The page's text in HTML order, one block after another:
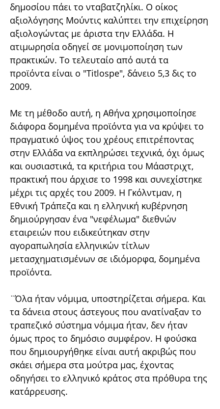
δημοσίου πάει το νταβατζηλίκι. Ο οίκος
αξιολόγησης Μούντις καλύπτει την επιχείρηση
αξιολογώντας με άριστα την Ελλάδα. Η
ατιμωρησία οδηγεί σε μονιμοποίηση των
πρακτικών. Το τελευταίο από αυτά τα
προϊόντα είναι ο "Titlospe", δάνειο 5,3 δις το
2009.
Με τη μέθοδο αυτή, η Αθήνα χρησιμοποίησε
διάφορα δομημένα προϊόντα για να κρύψει το
πραγματικό ύψος του χρέους επιτρέποντας
στην Ελλάδα να εκπληρώσει τεχνικά, όχι όμως
και ουσιαστικά, τα κριτήρια του Μάαστριχτ,
πρακτική που άρχισε το 1998 και συνεχίστηκε
μέχρι τις αρχές του 2009. Η Γκόλντμαν, η
Εθνική Τράπεζα και η ελληνική κυβέρνηση
δημιούργησαν ένα "νεφέλωμα" διεθνών
εταιρειών που ειδικεύτηκαν στην
αγοραπωλησία ελληνικών τίτλων
μετασχηματισμένων σε ιδιόμορφα, δομημένα
προϊόντα.
¨Όλα ήταν νόμιμα, υποστηρίζεται σήμερα. Και
τα δάνεια στους άστεγους που ανατίναξαν το
τραπεζικό σύστημα νόμιμα ήταν, δεν ήταν
όμως προς το δημόσιο συμφέρον. H φούσκα
που δημιουργήθηκε είναι αυτή ακριβώς που
σκάει σήμερα στα μούτρα μας, έχοντας
οδηγήσει το ελληνικό κράτος στα πρόθυρα της
κατάρρευσης.